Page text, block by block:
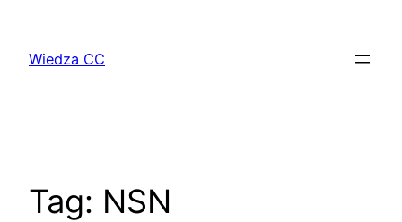
treściWiedza CC
Tag: NSN